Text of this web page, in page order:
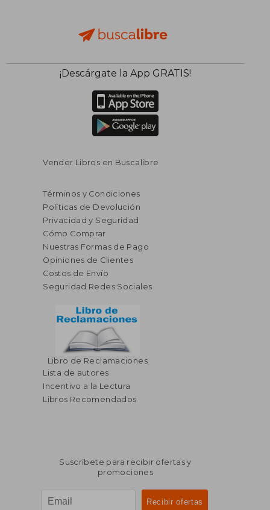
¡Descárgate la App GRATIS!
Vender Libros en Buscalibre
Términos y Condiciones
Políticas de Devolución
Privacidad y Seguridad
Cómo Comprar
Nuestras Formas de Pago
Opiniones de Clientes
Costos de Envío
Seguridad Redes Sociales
Libro de Reclamaciones
Lista de autores
Incentivo a la Lectura
Libros Recomendados
Suscríbete para recibir ofertas y
promociones